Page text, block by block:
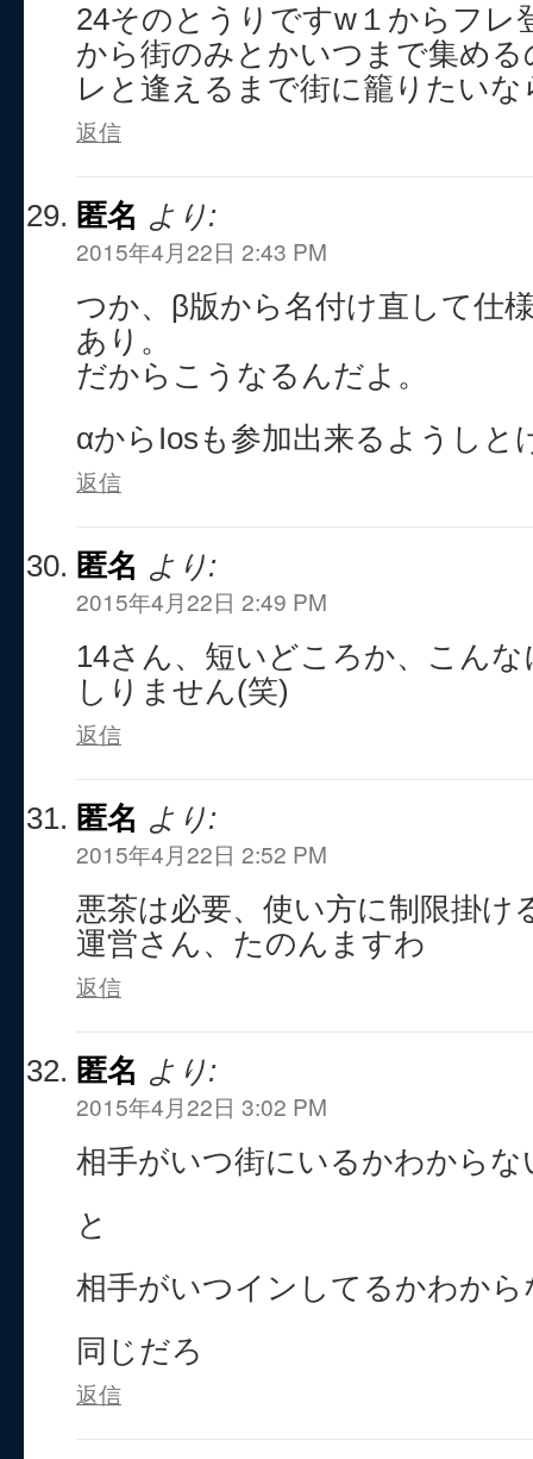
24そのとうりですw１からフレ
から街のみとかいつまで集め
レと逢えるまで街に籠りたい
返信
匿名 より:
2015年4月22日 2:43 PM
つか、β版から名付け直して仕
あり。
だからこうなるんだよ。
αからIosも参加出来るようしと
返信
匿名 より:
2015年4月22日 2:49 PM
14さん、短いどころか、こん
しりません(笑)
返信
匿名 より:
2015年4月22日 2:52 PM
悪茶は必要、使い方に制限掛け
運営さん、たのんますわ
返信
匿名 より:
2015年4月22日 3:02 PM
相手がいつ街にいるかわからな
と
相手がいつインしてるかわから
同じだろ
返信